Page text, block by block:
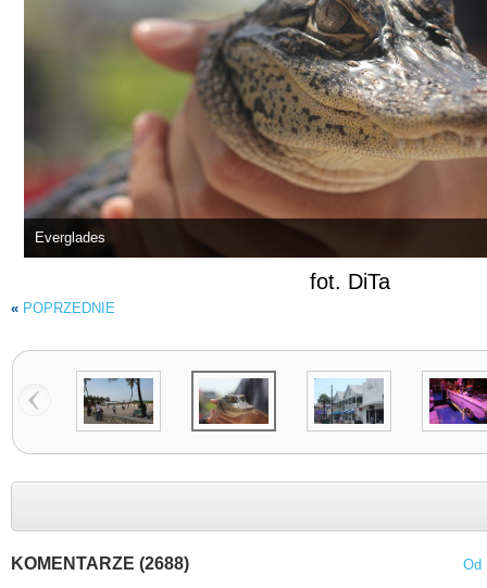
Everglades
fot. DiTa
« POPRZEDNIE
KOMENTARZE (2688) Od